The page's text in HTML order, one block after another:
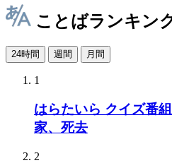
ことばランキン
24時間 週間 月間
1
はらたいら クイズ番
家、死去
2